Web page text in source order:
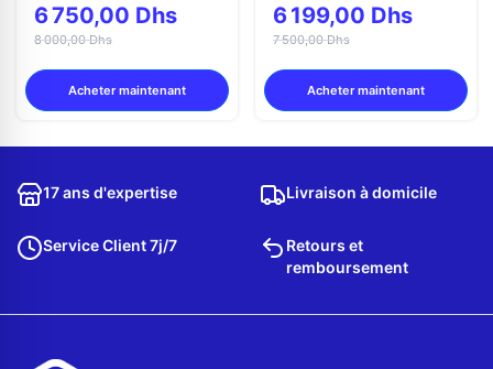
6 750,00 Dhs
8 000,00 Dhs
Acheter maintenant
6 199,00 Dhs
7 500,00 Dhs
Acheter maintenant
17 ans d'expertise Livraison à domicile
Service Client 7j/7
Retours et
remboursement